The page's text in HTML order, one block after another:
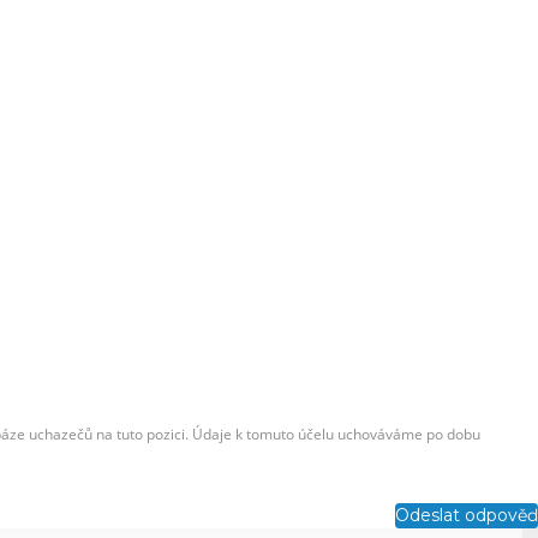
uchazečů na tuto pozici. Údaje k tomuto účelu uchováváme po dobu
Odeslat odpověď